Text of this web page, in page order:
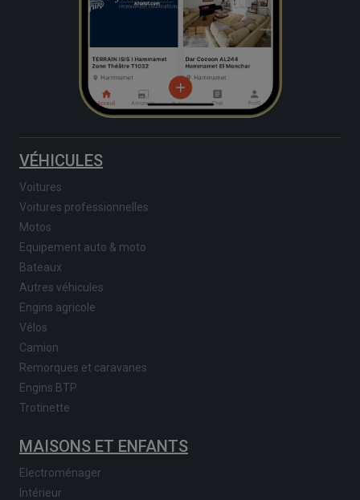
VÉHICULES
Voitures
Voitures professionnelles
Motos
Equipement auto & moto
Bateaux
Autres véhicules
Engins agricole
Vélos
Camion
Remorques et caravanes
Engins BTP
Trotinette
MAISONS ET ENFANTS
Electroménager
Intérieur